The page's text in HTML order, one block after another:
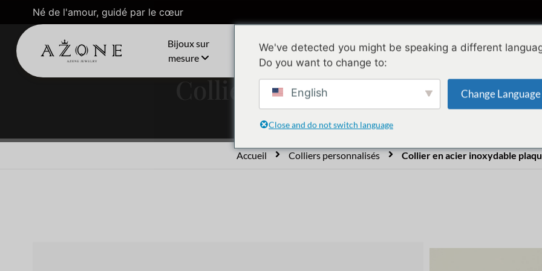
Né de l'amour, guidé par le cœur
Bijoux sur
mesure
Collections Conception Qualité A
Collier en acier inoxydable
Accueil Colliers personnalisés Collier en acier inoxydable
We've detected you might be speaking a different
Do you want to change to:
English Change Language
Close and do not switch language